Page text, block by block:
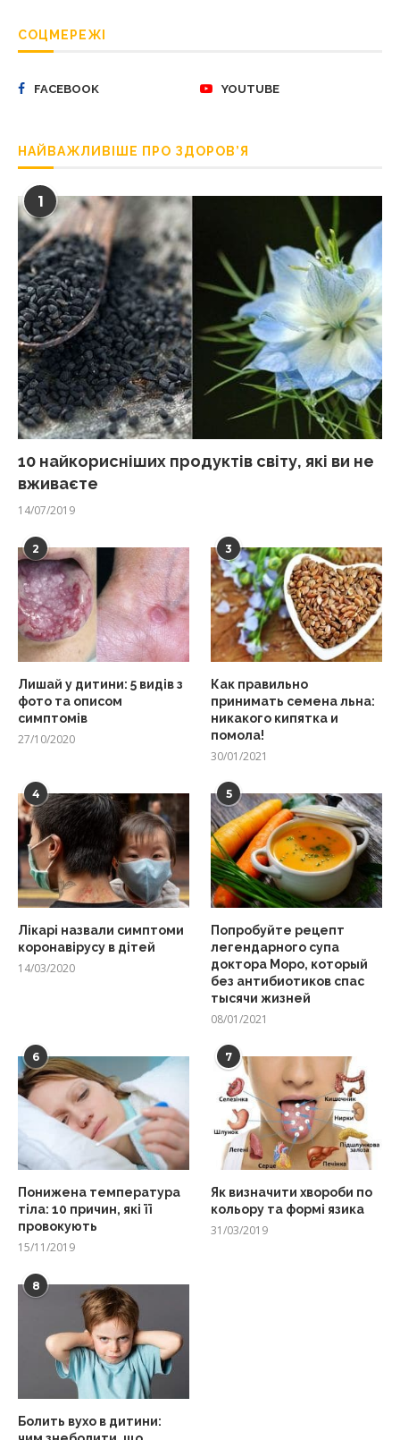
СОЦМЕРЕЖІ
FACEBOOK YOUTUBE
НАЙВАЖЛИВІШЕ ПРО ЗДОРОВ’Я
1
10 найкорисніших продуктів світу, які ви не
вживаєте
14/07/2019
2
Лишай у дитини: 5 видів з
фото та описом
симптомів
27/10/2020
3
Как правильно
принимать семена льна:
никакого кипятка и
помола!
30/01/2021
4
Лікарі назвали симптоми
коронавірусу в дітей
14/03/2020
5
Попробуйте рецепт
легендарного супа
доктора Моро, который
без антибиотиков спас
тысячи жизней
08/01/2021
6
Понижена температура
тіла: 10 причин, які її
провокують
15/11/2019
7
Як визначити хвороби по
кольору та формі язика
31/03/2019
8
Болить вухо в дитини: